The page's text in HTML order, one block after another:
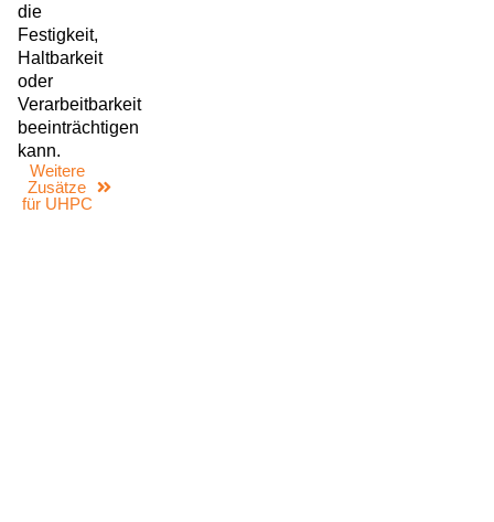
die
Festigkeit,
Haltbarkeit
oder
Verarbeitbarkeit
beeinträchtigen
kann.
Weitere
Zusätze
für UHPC